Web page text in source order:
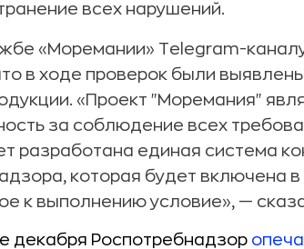
всех нарушений.
«Моремании» Telegram-
в ходе проверок были
«Проект "Моремания"
за соблюдение всех
разработана единая система
которая будет включена
к выполнению условие», —
декабря Роспотребнадзор